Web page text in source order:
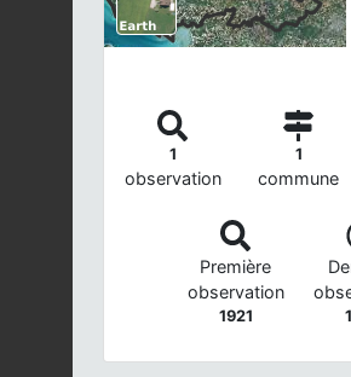
1
observation
1
commune
Première
observation
1921